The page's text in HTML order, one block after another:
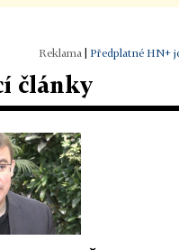
Předplatné HN+
články